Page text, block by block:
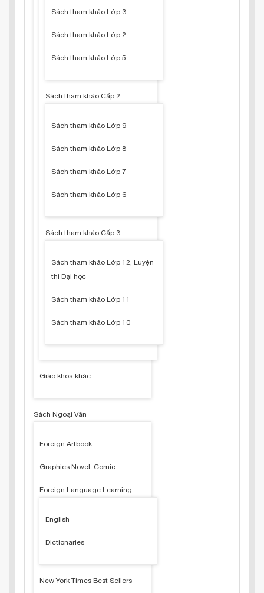
Sách tham khảo Lớp 3
Sách tham khảo Lớp 2
Sách tham khảo Lớp 5
Sách tham khảo Cấp 2
Sách tham khảo Lớp 9
Sách tham khảo Lớp 8
Sách tham khảo Lớp 7
Sách tham khảo Lớp 6
Sách tham khảo Cấp 3
Sách tham khảo Lớp 12, Luyện
thi Đại học
Sách tham khảo Lớp 11
Sách tham khảo Lớp 10
Giáo khoa khác
Sách Ngoại Văn
Foreign Artbook
Graphics Novel, Comic
Foreign Language Learning
English
Dictionaries
New York Times Best Sellers